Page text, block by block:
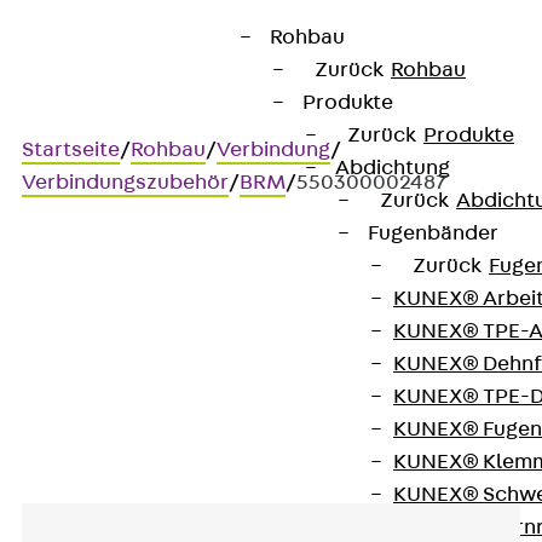
Rohbau
Zurück Rohbau
Produkte
Zurück Produkte
Abdichtung
Zurück
Fugenbänder
Zurück
KUNEX®
KUNEX®
KUNEX®
KUNEX®
KUNEX®
KUNEX®
KUNEX®
KUNEX®
Startseite/Rohbau/Verbindung/
Verbindungszubehör/BRM/550300002487
Brandschutzmanschette